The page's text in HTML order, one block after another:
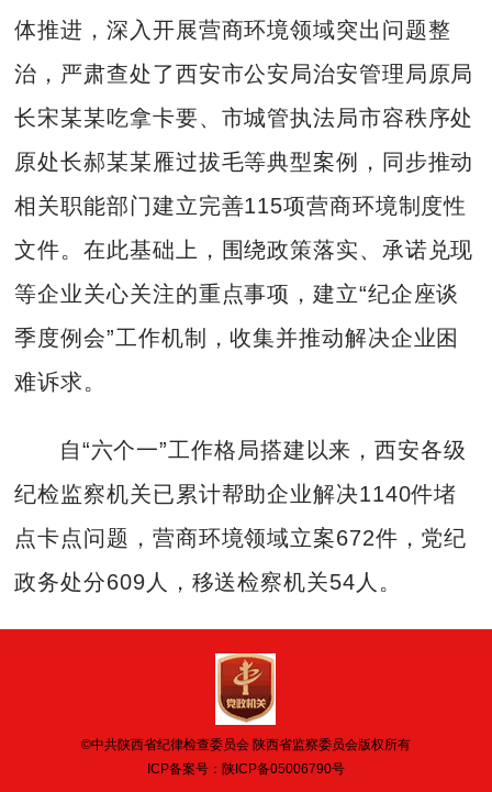
体推进，深入开展营商环境领域突出问题整
治，严肃查处了西安市公安局治安管理局原局
长宋某某吃拿卡要、市城管执法局市容秩序处
原处长郝某某雁过拔毛等典型案例，同步推动
相关职能部门建立完善115项营商环境制度性
文件。在此基础上，围绕政策落实、承诺兑现
等企业关心关注的重点事项，建立“纪企座谈
季度例会”工作机制，收集并推动解决企业困
难诉求。
自“六个一”工作格局搭建以来，西安各级
纪检监察机关已累计帮助企业解决1140件堵
点卡点问题，营商环境领域立案672件，党纪
政务处分609人，移送检察机关54人。
©中共陕西省纪律检查委员会 陕西省监察委员会版权所有
ICP备案号： 陕ICP备05006790号